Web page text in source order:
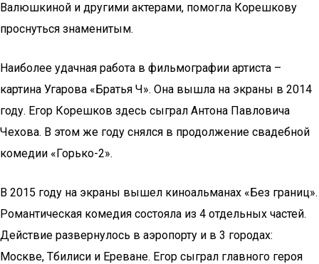
Валюшкиной и другими актерами, помогла Корешкову
проснуться знаменитым.
Наиболее удачная работа в фильмографии артиста –
картина Угарова «Братья Ч». Она вышла на экраны в 2014
году. Егор Корешков здесь сыграл Антона Павловича
Чехова. В этом же году снялся в продолжение свадебной
комедии «Горько-2».
В 2015 году на экраны вышел киноальманах «Без границ».
Романтическая комедия состояла из 4 отдельных частей.
Действие развернулось в аэропорту и в 3 городах:
Москве, Тбилиси и Ереване. Егор сыграл главного героя